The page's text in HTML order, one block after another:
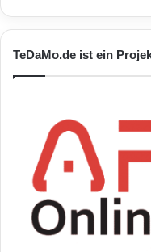
TeDaMo.de ist ein